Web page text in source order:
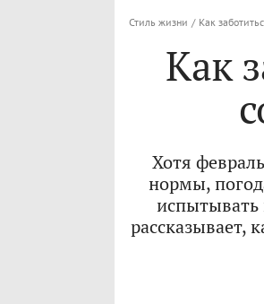
Стиль жизни / Как
Как
Хотя
нормы,
испытывать
рассказывает,